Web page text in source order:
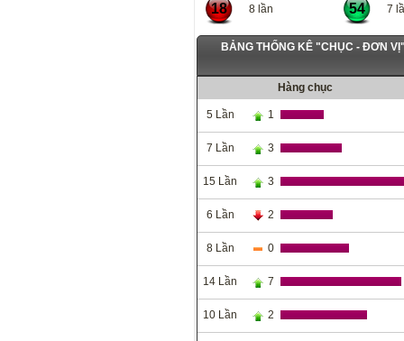
18 8 lần 54 7
BẢNG THỐNG KÊ "CHỤC - ĐƠN
Hàng chục
5 Lần 1
7 Lần 3
15 Lần 3
6 Lần 2
8 Lần 0
14 Lần 7
10 Lần 2